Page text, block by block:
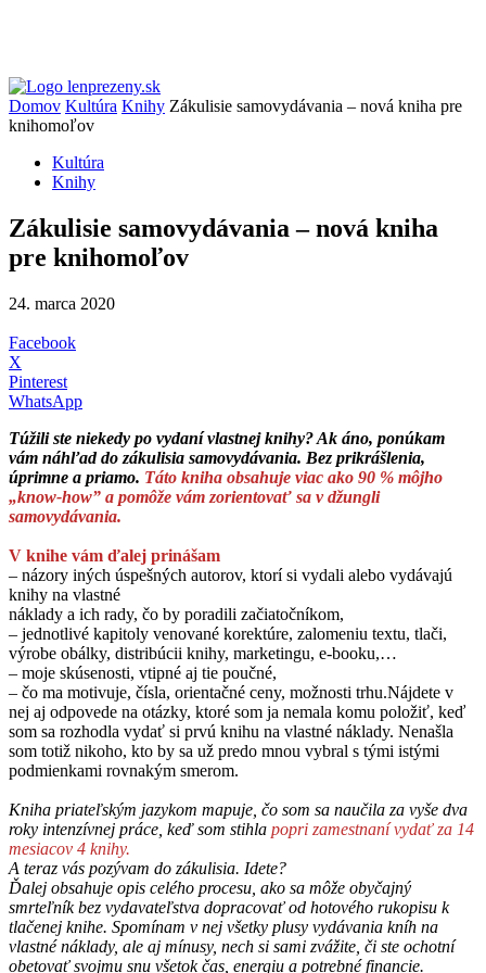
Domov Kultúra Knihy Zákulisie samovydávania – nová kniha pre
knihomoľov
Kultúra
Knihy
Zákulisie samovydávania – nová kniha
pre knihomoľov
24. marca 2020
Facebook
X
Pinterest
WhatsApp
Túžili ste niekedy po vydaní vlastnej knihy? Ak áno, ponúkam
vám náhľad do zákulisia samovydávania. Bez prikrášlenia,
úprimne a priamo. Táto kniha obsahuje viac ako 90 % môjho
„know-how” a pomôže vám zorientovať sa v džungli
samovydávania.
V knihe vám ďalej prinášam
– názory iných úspešných autorov, ktorí si vydali alebo vydávajú
knihy na vlastné
náklady a ich rady, čo by poradili začiatočníkom,
– jednotlivé kapitoly venované korektúre, zalomeniu textu, tlači,
výrobe obálky, distribúcii knihy, marketingu, e-booku,…
– moje skúsenosti, vtipné aj tie poučné,
– čo ma motivuje, čísla, orientačné ceny, možnosti trhu.Nájdete v
nej aj odpovede na otázky, ktoré som ja nemala komu položiť, keď
som sa rozhodla vydať si prvú knihu na vlastné náklady. Nenašla
som totiž nikoho, kto by sa už predo mnou vybral s tými istými
podmienkami rovnakým smerom.
Kniha priateľským jazykom mapuje, čo som sa naučila za vyše dva
roky intenzívnej práce, keď som stihla popri zamestnaní vydať za 14
mesiacov 4 knihy.
A teraz vás pozývam do zákulisia. Idete?
Ďalej obsahuje opis celého procesu, ako sa môže obyčajný
smrteľník bez vydavateľstva dopracovať od hotového rukopisu k
tlačenej knihe. Spomínam v nej všetky plusy vydávania kníh na
vlastné náklady, ale aj mínusy, nech si sami zvážite, či ste ochotní
obetovať svojmu snu všetok čas, energiu a potrebné financie.